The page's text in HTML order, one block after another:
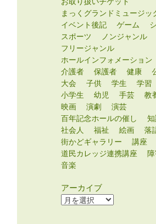
まっくグランドミュージッ
イベント後記
ゲーム
スポーツ
ノンジャンル
フリージャンル
ホールインフォメーション
介護者
保護者 健康
大会
子供 学生 学習
小学生
幼児 手芸 教
映画
演劇
演芸
百年記念ホールの催し
社会人
福祉 絵画
落
街かどギャラリー
講座
道民カレッジ連携講座
音楽
アーカイブ
ア